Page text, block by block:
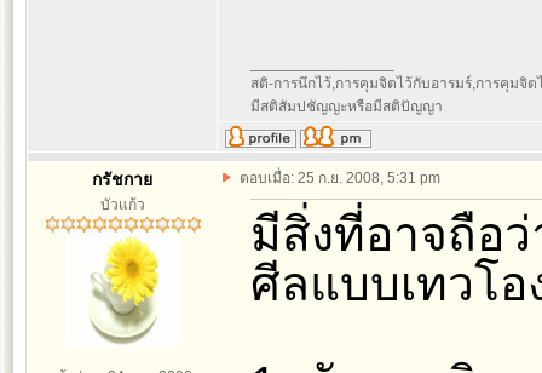
สติ-การนึกไว้,การคุมจิตไว้กับอารมร์,การคุมจิ
มีสติสัมปชัญญะหรือมีสติปัญญา
กรัชกาย
บัวแก้ว
ตอบเมื่อ: 25 ก.ย. 2008, 5:31 pm
มีสิ่งที่อาจถือ
ศีลแบบเทวโอ